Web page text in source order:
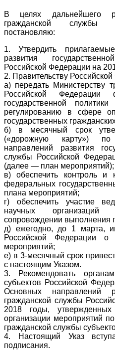
В целях дальнейшего
гражданской службы
постановляю:
1. Утвердить
развития
Российской Федерации на
2. Правительству
а) передать Министерству
Российской
государственной
регулированию в сфере
государственных
б) в месячный срок
(«дорожную карту»)
направлений развития
службы Российской
(далее — план мероприятий);
в) обеспечить контроль и
федеральных
плана мероприятий;
г) обеспечить участие
научных организаций
сопровождении выполнения
д) ежегодно, до 1 марта,
Российской Федерации
мероприятий;
е) в 3-месячный срок
с настоящим Указом.
3. Рекомендовать
субъектов Российской
Основных направлений
гражданской службы
2018 годы,
организации мероприятий
гражданской службы
4. Настоящий Указ
подписания.